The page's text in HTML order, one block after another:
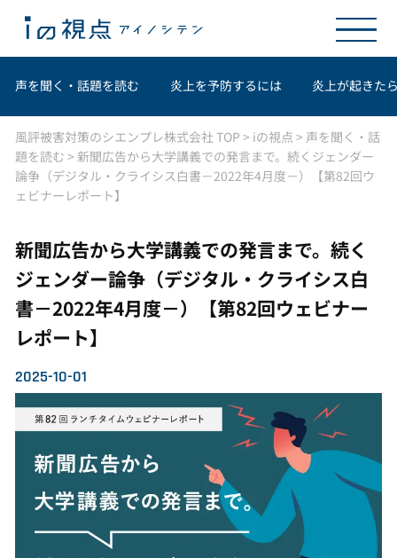
声を聞く・話題を読む 炎上を予防するには 炎上が起きた
風評被害対策のシエンプレ株式会社 TOP > iの視点 > 声を聞く・話
題を読む > 新聞広告から大学講義での発言まで。続くジェンダー
論争（デジタル・クライシス白書－2022年4月度－）【第82回ウ
ェビナーレポート】
新聞広告から大学講義での発言まで。続く
ジェンダー論争（デジタル・クライシス白
書－2022年4月度－）【第82回ウェビナー
レポート】
2025-10-01